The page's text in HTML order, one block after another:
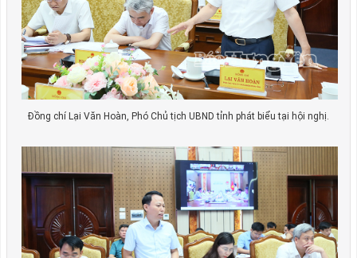
Đồng chí Lại Văn Hoàn, Phó Chủ tịch UBND tỉnh phát biểu tại hội nghị.